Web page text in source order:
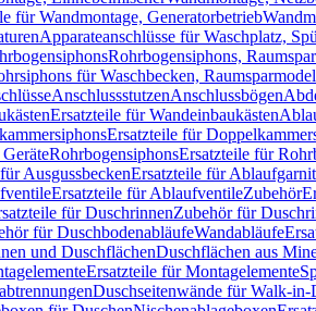
für Wandmontage, Generatorbetrieb
Apparateanschlüsse für Waschplatz,
Rohrbogensiphons,
für Waschbecken,
AnschlussstutzenAnschlussbögen
Ersatzteile für Wandeinbaukästen
Ersatzteile für
RohrbogensiphonsErsatzteile für
AusgussbeckenErsatzteile für
Ersatzteile für AblaufventileZubehör
für DuschrinnenZubehör für
für DuschbodenabläufeWandabläufe
und DuschflächenDuschflächen aus
Ersatzteile für Montagelemente
Duschseitenwände für Walk-in-